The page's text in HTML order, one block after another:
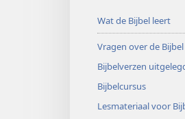
Wat de Bijbel leert
Vragen over de Bijbel
Bijbelverzen
Bijbelcursus
Lesmateriaal voor